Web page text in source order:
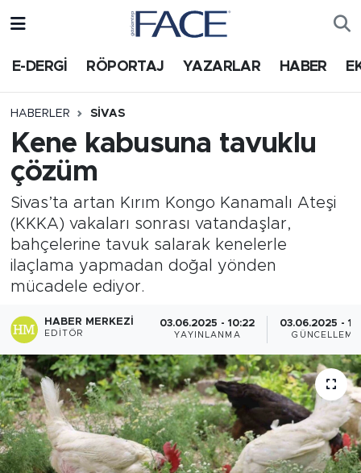
E-DERGİ RÖPORTAJ YAZARLAR HABER
HABERLER SIVAS
Kene kabusuna tavuklu
çözüm
Sivas’ta artan Kırım Kongo Kanamalı Ateşi
(KKKA) vakaları sonrası vatandaşlar,
bahçelerine tavuk salarak kenelerle
ilaçlama yapmadan doğal yönden
mücadele ediyor.
HABER MERKEZI
EDITÖR
03.06.2025 - 10:22
YAYINLANMA
03.06.2025 -
GÜNCELLEME
HABER
Nöbetçi Eczaneler
Trafik Durumu
Süper Lig Puan Durumu ve Fikstür
Tüm Manşetler
Son Dakika Haberleri